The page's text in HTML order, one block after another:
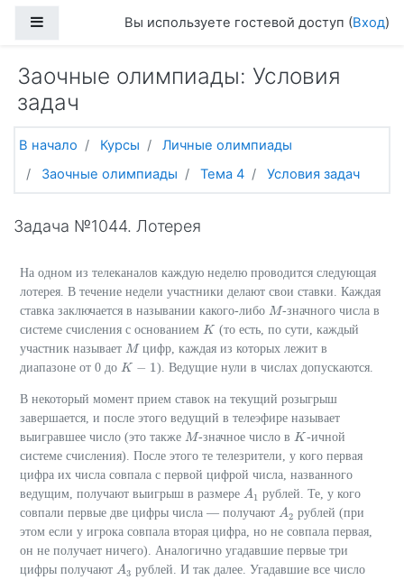
Боковая панельВы используете гостевой доступ (Вход)
Заочные олимпиады: Условия
задач
В начало Курсы
Личные олимпиады
Заочные олимпиады
Тема 4 Условия задач
Задача №1044. Лотерея
На одном из телеканалов каждую неделю проводится следующая
лотерея. В течение недели участники делают свои ставки. Каждая
ставка заключается в назывании какого-либо M
M -значного числа в
системе счисления с основанием K
K (то есть, по сути, каждый
участник называет M
M цифр, каждая из которых лежит в
диапазоне от 0 до K − 1
K− 1 ). Ведущие нули в числах допускаются.
В некоторый момент прием ставок на текущий розыгрыш
завершается, и после этого ведущий в телеэфире называет
выигравшее число (это также M
M -значное число вK
K -ичной
системе счисления). После этого те телезрители, у кого первая
цифра их числа совпала с первой цифрой числа, названного
ведущим, получают выигрыш в размере A1
A1 рублей. Те, у кого
совпали первые две цифры числа — получают A2
A2 рублей (при
этом если у игрока совпала вторая цифра, но не совпала первая,
он не получает ничего). Аналогично угадавшие первые три
цифры получают A3
A3 рублей. И так далее. Угадавшие все число